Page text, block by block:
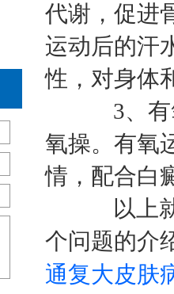
代谢，促进
运动后的汗
性，对身体
3、有氧
氧操。有氧
情，配合白
以上就
个问题的介
通复大皮肤